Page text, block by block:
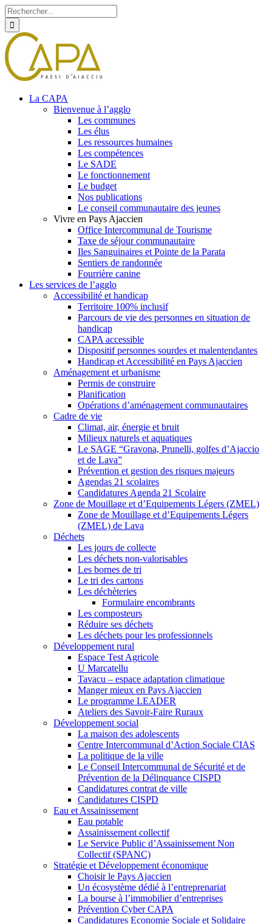
Rechercher
Skip
to
content
Facebook
Twitter
Instagram
La CAPA
Bienvenue à l’agglo
Les communes
Les élus
Les ressources humaines
Les compétences
Le SADE
Le fonctionnement
Le budget
Nos publications
Le conseil communautaire des jeunes
Vivre en Pays Ajaccien
Office Intercommunal de Tourisme
Taxe de séjour communautaire
Iles Sanguinaires et Pointe de la Parata
Sentiers de randonnée
Fourrière canine
Les services de l’agglo
Accessibilité et handicap
Territoire 100% inclusif
Parcours de vie des personnes en situation de
handicap
CAPA accessible
Dispositif personnes sourdes et malentendantes
Handicap et Accessibilité en Pays Ajaccien
Aménagement et urbanisme
Permis de construire
Planification
Opérations d’aménagement communautaires
Cadre de vie
Climat, air, énergie et bruit
Milieux naturels et aquatiques
Le SAGE “Gravona, Prunelli, golfes d’Ajaccio
et de Lava”
Prévention et gestion des risques majeurs
Agendas 21 scolaires
Candidatures Agenda 21 Scolaire
Zone de Mouillage et d’Equipements Légers (ZMEL)
Zone de Mouillage et d’Equipements Légers
(ZMEL) de Lava
Déchets
Les jours de collecte
Les déchets non-valorisables
Les bornes de tri
Le tri des cartons
Les déchèteries
Formulaire encombrants
Les composteurs
Réduire ses déchets
Les déchets pour les professionnels
Développement rural
Espace Test Agricole
U Marcatellu
Tavacu – espace adaptation climatique
Manger mieux en Pays Ajaccien
Le programme LEADER
Ateliers des Savoir-Faire Ruraux
Développement social
La maison des adolescents
Centre Intercommunal d’Action Sociale CIAS
La politique de la ville
Le Conseil Intercommunal de Sécurité et de
Prévention de la Délinquance CISPD
Candidatures contrat de ville
Candidatures CISPD
Eau et Assainissement
Eau potable
Assainissement collectif
Le Service Public d’Assainissement Non
Collectif (SPANC)
Stratégie et Développement économique
Choisir le Pays Ajaccien
Un écosystème dédié à l’entreprenariat
La bourse à l’immobilier d’entreprises
Prévention Cyber CAPA
Candidatures Economie Sociale et Solidaire